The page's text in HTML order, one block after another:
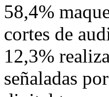
58,4%
cortes de
12,3%
señaladas